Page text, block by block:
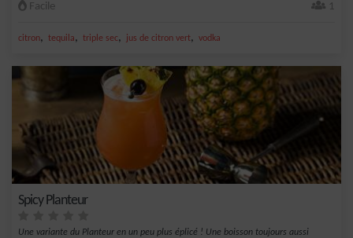
Facile 1
citron, tequila, triple sec, jus de citron vert, vodka
Spicy Planteur
Une variante du Planteur en un peu plus éplicé ! Une boisson toujours aussi